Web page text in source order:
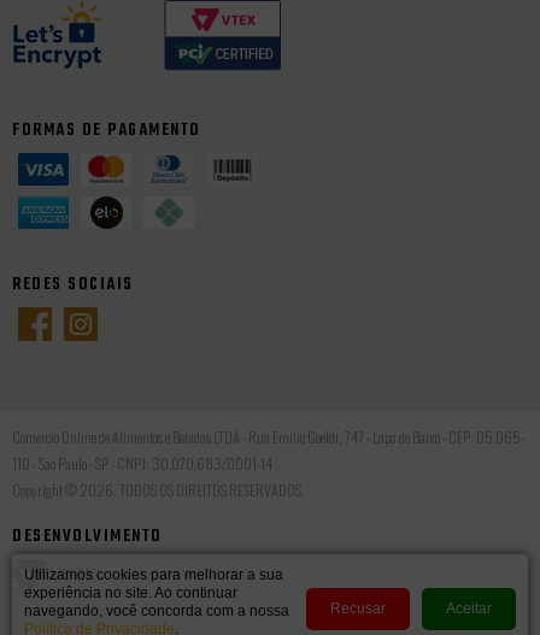
FORMAS DE PAGAMENTO
REDES SOCIAIS
Comercio Online de Alimentos e Bebidas LTDA - Rua Emilio Goeldi, 747 - Lapa de Baixo - CEP: 05.065-
110 - Sao Paulo - SP - CNPJ: 30.070.683/0001-14
Copyright © 2026, TODOS OS DIREITOS RESERVADOS.
DESENVOLVIMENTO
Utilizamos cookies para melhorar a sua
experiência no site. Ao continuar
navegando, você concorda com a nossa
Política de Privacidade.
Recusar Aceitar